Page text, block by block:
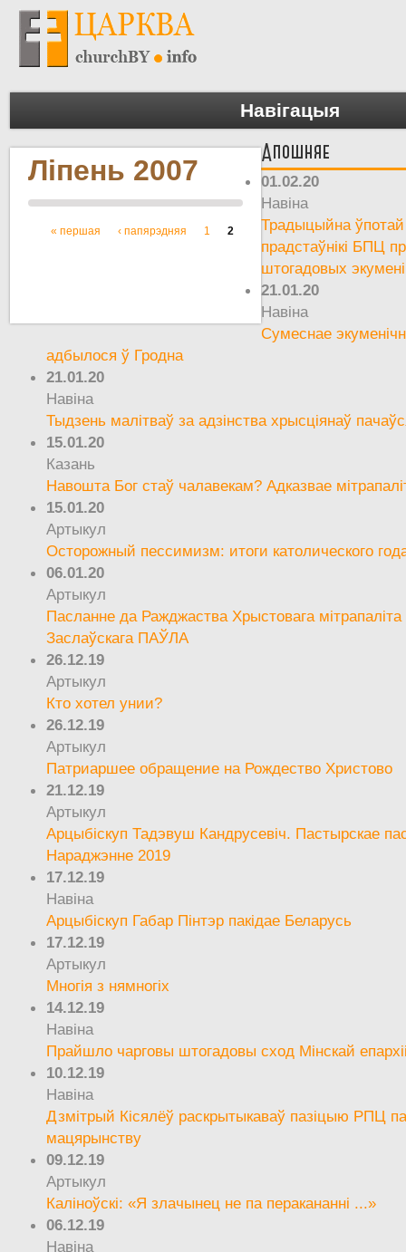
Навігацыя
Ліпень 2007
Старонкі
« першая ‹ папярэдняя 1 2
Апошняе
01.02.20
Навіна
Традыцыйна ўпотай
прадстаўнікі БПЦ
штогадовых
21.01.20
Навіна
Сумеснае
адбылося ў Гродна
21.01.20
Навіна
Тыдзень малітваў за адзінства хрысціянаў
15.01.20
Казань
Навошта Бог стаў чалавекам? Адказвае
15.01.20
Артыкул
Осторожный пессимизм: итоги католического
06.01.20
Артыкул
Пасланне да Ражджаства Хрыстовага мітрапаліта
Заслаўскага ПАЎЛА
26.12.19
Артыкул
Кто хотел унии?
26.12.19
Артыкул
Патриаршее обращение на Рождество Христово
21.12.19
Артыкул
Арцыбіскуп Тадэвуш Кандрусевіч. Пастырскае
Нараджэнне 2019
17.12.19
Навіна
Арцыбіскуп Габар Пінтэр пакідае Беларусь
17.12.19
Артыкул
Многія з нямногіх
14.12.19
Навіна
Прайшло чарговы штогадовы сход Мінскай
10.12.19
Навіна
Дзмітрый Кісялёў раскрытыкаваў пазіцыю РПЦ
мацярынству
09.12.19
Артыкул
Каліноўскі: «Я злачынец не па перакананні ...»
06.12.19
Навіна